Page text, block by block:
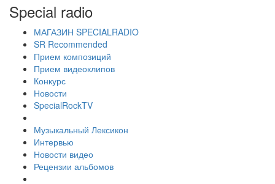
Special radio
МАГАЗИН SPECIALRADIO
SR Recommended
Прием композиций
Прием видеоклипов
Конкурс
Новости
SpecialRockTV
Музыкальный Лексикон
Интервью
Новости видео
Рецензии альбомов